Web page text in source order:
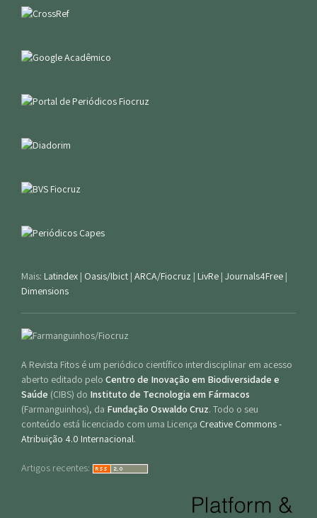
Mais: Latindex | Oasis/Ibict | ARCA/Fiocruz | LivRe | Journals4Free |
Dimensions
A Revista Fitos é um periódico científico interdisciplinar em acesso
aberto editado pelo Centro de Inovação em Biodiversidade e
Saúde (CIBS) do Instituto de Tecnologia em Fármacos
(Farmanguinhos), da Fundação Oswaldo Cruz. Todo o seu
conteúdo está licenciado com uma Licença Creative Commons -
Atribuição 4.0 Internacional.
Artigos recentes: